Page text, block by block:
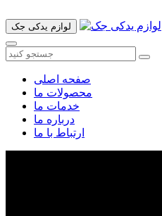
لوازم یدکی جک
صفحه اصلی
محصولات ما
خدمات ما
درباره ما
ارتباط با ما